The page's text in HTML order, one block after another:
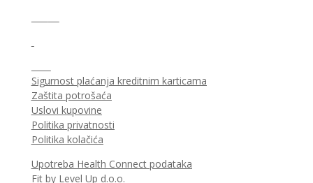
Sigurnost plaćanja kreditnim karticama
Zaštita potrošaća
Uslovi kupovine
Politika privatnosti
Politika kolačića
Upotreba Health Connect podataka
Fit by Level Up d.o.o.